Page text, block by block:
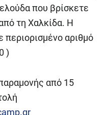
που βρίσκετε
τη Χαλκίδα. Η
αριθμό
)
από 15